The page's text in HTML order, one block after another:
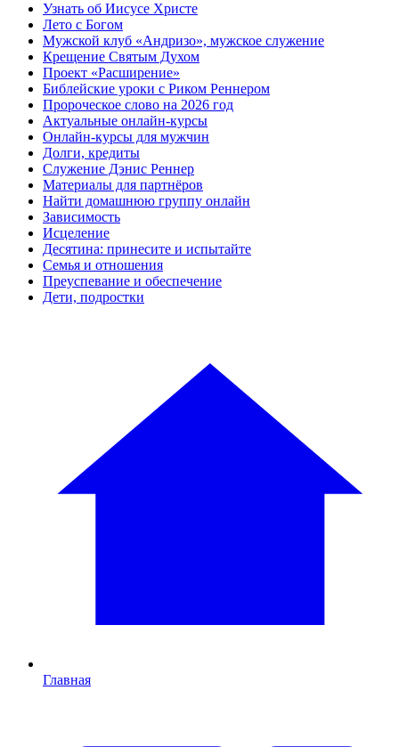
Узнать об Иисусе Христе
Лето с Богом
Мужской клуб «Андризо», мужское служение
Крещение Святым Духом
Проект «Расширение»
Библейские уроки с Риком Реннером
Пророческое слово на 2026 год
Актуальные онлайн-курсы
Онлайн-курсы для мужчин
Долги, кредиты
Служение Дэнис Реннер
Материалы для партнёров
Найти домашнюю группу онлайн
Зависимость
Исцеление
Десятина: принесите и испытайте
Семья и отношения
Преуспевание и обеспечение
Дети, подростки
Главная